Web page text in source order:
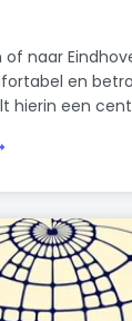
naar
en
hierin een